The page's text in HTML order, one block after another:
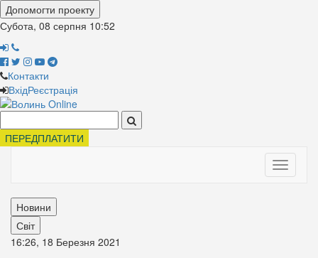
Допомогти проекту
Субота, 08 серпня 10:52
Контакти
ВхідРеєстрація
ПЕРЕДПЛАТИТИ
Toggle
Новини
Світ
16:26, 18 Березня 2021